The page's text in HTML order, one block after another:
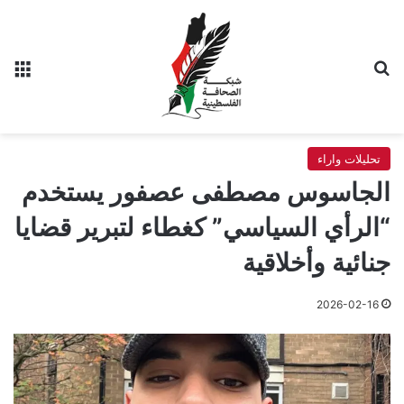
تحليلات واراء
الجاسوس مصطفى عصفور يستخدم
“الرأي السياسي” كغطاء لتبرير قضايا
جنائية وأخلاقية
2026-02-16